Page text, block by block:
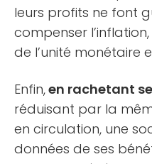
leurs profits ne font
compenser
de l’unité monétaire
Enfin,en rachetant
réduisant par la
en circulation, une
données de ses